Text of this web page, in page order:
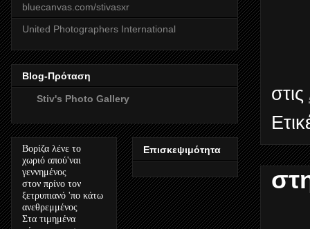
στις
bluecanvas.com/stivasxr
United Photographers International
Blog-Πρόταση
Stiv's Photo Gallery
Βορίζα λένε το
χωριό απού'ναι
γεννημένος
στον πρίνο τον
ξετρυπιανό 'πο κάτω
ανεθρεμμένος
Στα τιμημένα
Επισκεψιμότητα